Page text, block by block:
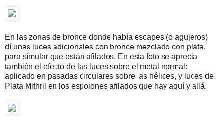
En las zonas de bronce donde había escapes (o agujeros)
dí unas luces adicionales con bronce mezclado con plata,
para simular que están afilados. En esta foto se aprecia
también el efecto de las luces sobre el metal normal:
aplicado en pasadas circulares sobre las hélices, y luces de
Plata Mithril en los espolones afilados que hay aquí y allá.